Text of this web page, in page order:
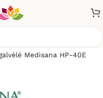
Medisana HP-40E